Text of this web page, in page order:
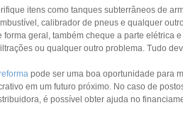
itens como tanques subterrâneos de
calibrador de pneus e qualquer
forma geral, também cheque a parte elétrica
ou qualquer outro problema. Tudo
pode ser uma boa oportunidade para
em um futuro próximo. No caso de
é possível obter ajuda no